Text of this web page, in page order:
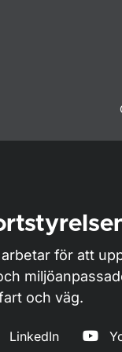
för att
och väg.
LinkedIn